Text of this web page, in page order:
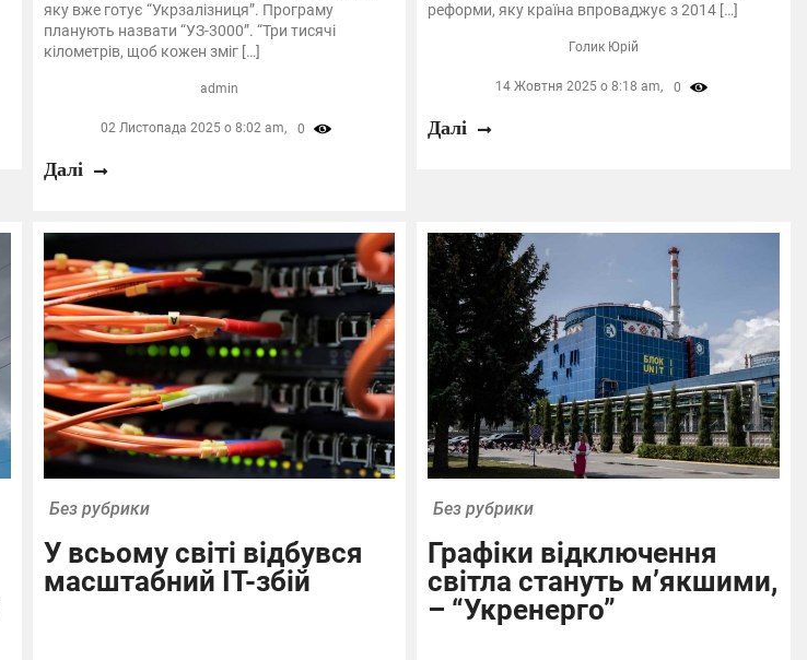
яку вже готує “Укрзалізниця”. Програму
планують назвати “УЗ-3000”. “Три тисячі
кілометрів, щоб кожен зміг […]
admin
02 Листопада 2025 о 8:02 am, 0
Далі
реформи, яку країна впроваджує з 2014 […]
Голик Юрій
14 Жовтня 2025 о 8:18 am, 0
Далі
Без рубрики
У всьому світі відбувся
масштабний ІТ-збій
Без рубрики
Графіки відключення
світла стануть м’якшими,
– “Укренерго”